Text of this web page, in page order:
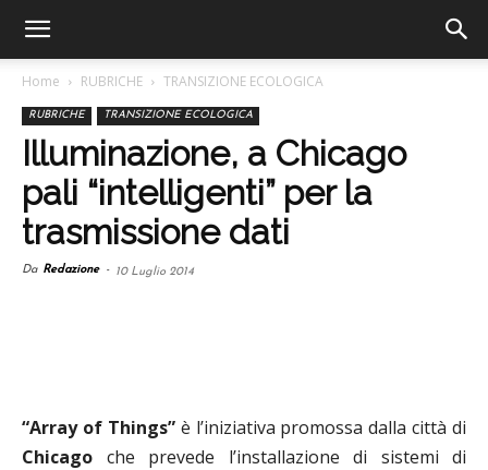
Home RUBRICHE TRANSIZIONE ECOLOGICA
RUBRICHE TRANSIZIONE ECOLOGICA
Illuminazione, a Chicago
pali “intelligenti” per la
trasmissione dati
Da Redazione - 10 Luglio 2014
“Array of Things”è l’iniziativa promossa dalla città di
Chicago che prevede l’installazione di sistemi di